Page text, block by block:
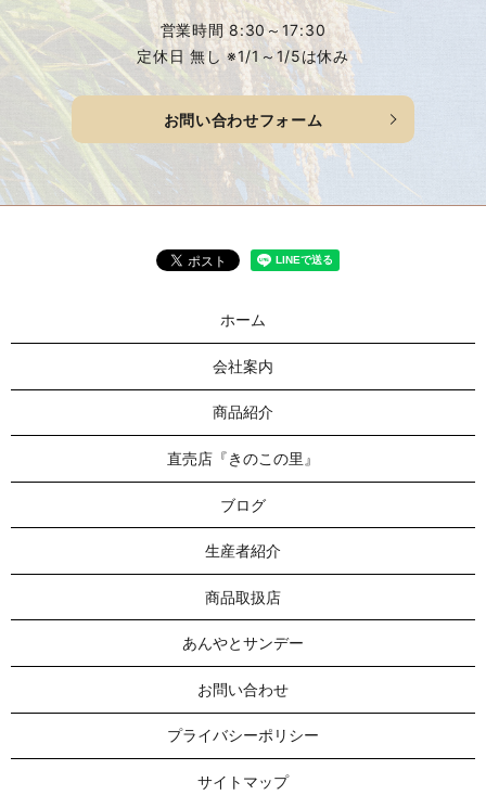
営業時間 8:30～17:30
定休日 無し ※1/1～1/5は休み
お問い合わせフォーム
ホーム
会社案内
商品紹介
直売店『きのこの里』
ブログ
生産者紹介
商品取扱店
あんやとサンデー
お問い合わせ
プライバシーポリシー
サイトマップ